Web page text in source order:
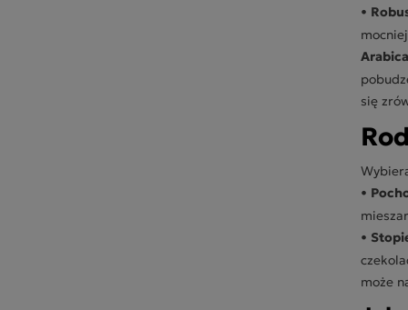
•
się
•
•
może